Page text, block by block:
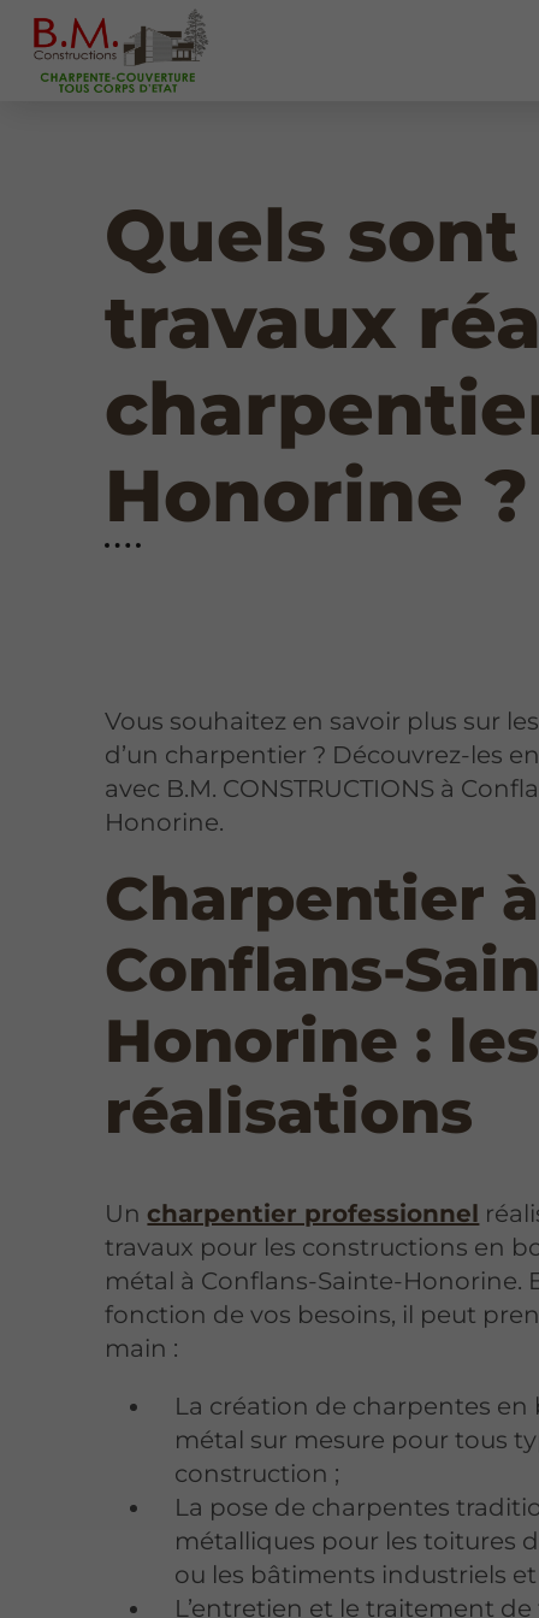
Quels
travaux
Honorine ?
Vous souhaitez en savoir plus sur
d’un charpentier ? Découvrez-les
avec B.M. CONSTRUCTIONS à
Honorine.
Charpentier à
Conflans-
Honorine : les
réalisations
Un charpentier professionnel
travaux pour les constructions en
métal à Conflans-Sainte-Honorine.
fonction de vos besoins, il peut
main :
La création de charpentes en
métal sur mesure pour tous
construction ;
La pose de charpentes
métalliques pour les toitures
ou les bâtiments industriels et
L’entretien et le traitement de